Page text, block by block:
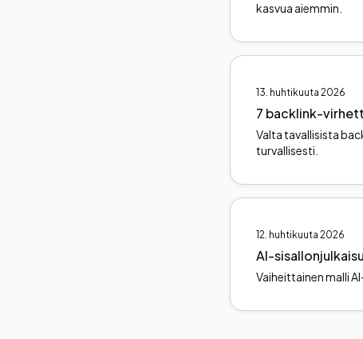
kasvua aiemmin.
13. huhtikuuta 2026
7 backlink-
Valta tavallisista
turvallisesti.
12. huhtikuuta 2026
AI-
Vaiheittainen malli